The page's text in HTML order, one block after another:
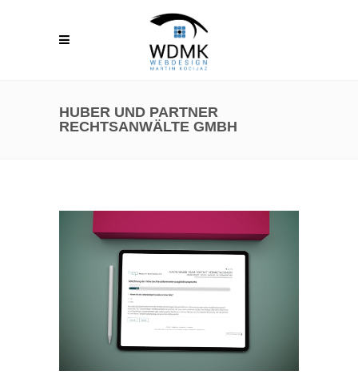
HUBER UND PARTNER
RECHTSANWÄLTE GMBH